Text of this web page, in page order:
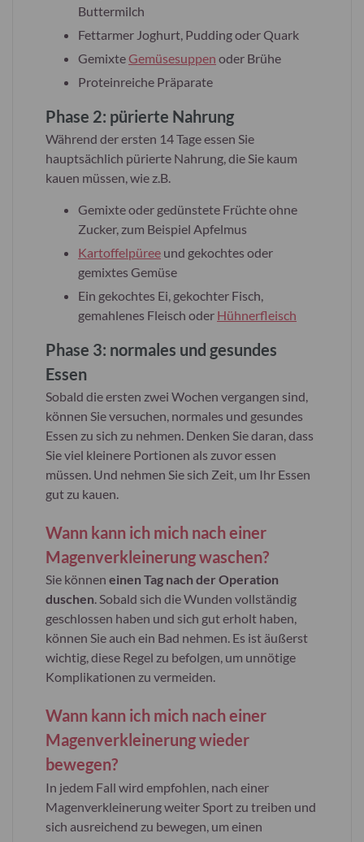
Buttermilch
Fettarmer Joghurt, Pudding oder Quark
GemixteGemüsesuppen oder Brühe
Proteinreiche Präparate
Phase 2: pürierte Nahrung
Während der ersten 14 Tage essen Sie
hauptsächlich pürierte Nahrung, die Sie kaum
kauen müssen, wie z.B.
Gemixte oder gedünstete Früchte ohne
Zucker, zum Beispiel Apfelmus
Kartoffelpüree und gekochtes oder
gemixtes Gemüse
Ein gekochtes Ei, gekochter Fisch,
gemahlenes Fleisch oder Hühnerfleisch
Phase 3: normales und gesundes
Essen
Sobald die ersten zwei Wochen vergangen sind,
können Sie versuchen, normales und gesundes
Essen zu sich zu nehmen. Denken Sie daran, dass
Sie viel kleinere Portionen als zuvor essen
müssen. Und nehmen Sie sich Zeit, um Ihr Essen
gut zu kauen.
Wann kann ich mich nach einer
Magenverkleinerung waschen?
Sie können einen Tag nach der Operation
duschen. Sobald sich die Wunden vollständig
geschlossen haben und sich gut erholt haben,
können Sie auch ein Bad nehmen. Es ist äußerst
wichtig, diese Regel zu befolgen, um unnötige
Komplikationen zu vermeiden.
Wann kann ich mich nach einer
Magenverkleinerung wieder
bewegen?
In jedem Fall wird empfohlen, nach einer
Magenverkleinerung weiter Sport zu treiben und
sich ausreichend zu bewegen, um einen